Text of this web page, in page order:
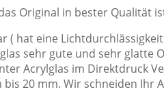
Original in bester Qualität
( hat eine
sehr gute und sehr
Acrylglas im Direktdruck
20 mm. Wir schneiden